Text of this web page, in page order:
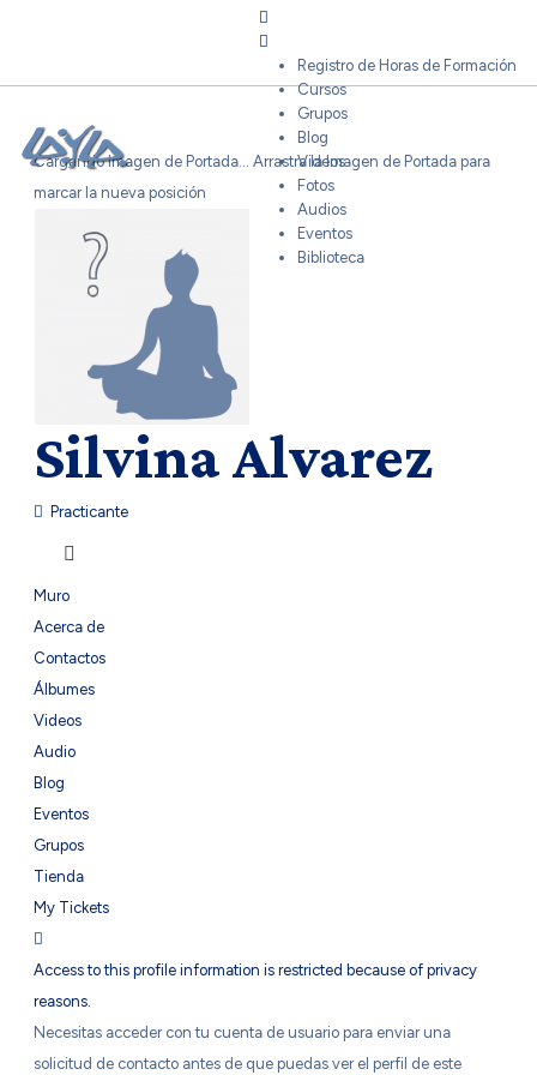
Registro de Horas de Formación
Cursos
Grupos
Blog
Videos
Fotos
Audios
Eventos
Biblioteca
Cargando Imagen de Portada... Arrastra la Imagen de Portada para
marcar la nueva posición
Silvina Alvarez
Practicante
Muro
Acerca de
Contactos
Álbumes
Videos
Audio
Blog
Eventos
Grupos
Tienda
My Tickets
Access to this profile information is restricted because of privacy
reasons.
Necesitas acceder con tu cuenta de usuario para enviar una
solicitud de contacto antes de que puedas ver el perfil de este